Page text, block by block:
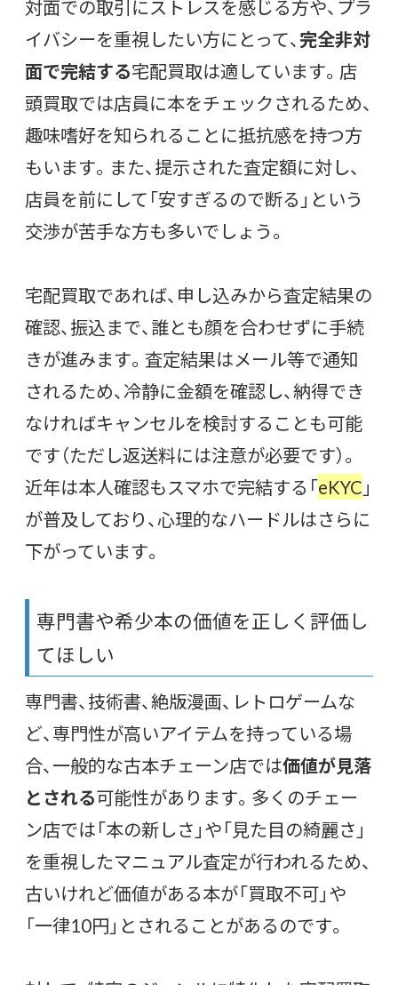
対面での取引にストレスを感じる方や、プラ
イバシーを重視したい方にとって、完全非対
面で完結する宅配買取は適しています。店
頭買取では店員に本をチェックされるため、
趣味嗜好を知られることに抵抗感を持つ方
もいます。また、提示された査定額に対し、
店員を前にして「安すぎるので断る」という
交渉が苦手な方も多いでしょう。
宅配買取であれば、申し込みから査定結果の
確認、振込まで、誰とも顔を合わせずに手続
きが進みます。査定結果はメール等で通知
されるため、冷静に金額を確認し、納得でき
なければキャンセルを検討することも可能
です（ただし返送料には注意が必要です）。
近年は本人確認もスマホで完結する「eKYC 」
が普及しており、心理的なハードルはさらに
下がっています。
専門書や希少本の価値を正しく評価し
てほしい
専門書、技術書、絶版漫画、レトロゲームな
ど、専門性が高いアイテムを持っている場
合、一般的な古本チェーン店では価値が見落
とされる可能性があります。多くのチェー
ン店では「本の新しさ」や「見た目の綺麗さ」
を重視したマニュアル査定が行われるため、
古いけれど価値がある本が「買取不可」や
「一律10円」とされることがあるのです。